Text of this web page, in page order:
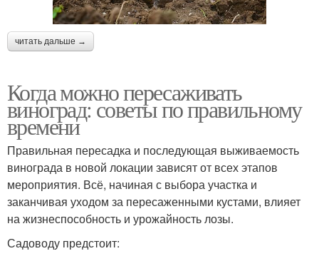
читать дальше →
Когда можно пересаживать
виноград: советы по правильному
времени
Правильная пересадка и последующая выживаемость
винограда в новой локации зависят от всех этапов
мероприятия. Всё, начиная с выбора участка и
заканчивая уходом за пересаженными кустами, влияет
на жизнеспособность и урожайность лозы.
Садоводу предстоит: